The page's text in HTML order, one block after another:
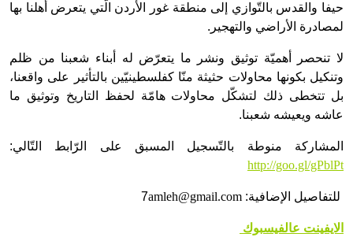
حيفا والقدس بالتّوازي إلى منطقة غور الأردن الّتي يتعرض أهلنا بها
لمصادرة الأراضي والتهجير.
لا تنحصر أهميّة توثيق ونشر ما يتعرّض له أبناء شعبنا من ظلم
وتنكيل بكونها محاولات حثيثة منّا كفلسطينيّين بالتأثير على واقعنا،
بل تتخطى ذلك لتشكّل محاولات هامّة لحفظ التاريخ وتوثيق ما
عاشه ويعيشه شعبنا.
المشاركة منوطة بالتّسجيل المسبق على الرّابط التّالي:
http://goo.gl/gPblPt
للتفاصيل الإضافية: amleh@gmail.com
7
الايفينت عالفيسبوك